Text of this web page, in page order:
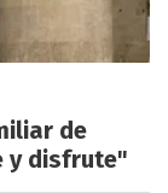
de
y disfrute"